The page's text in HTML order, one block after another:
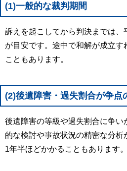
(1)一般的な裁判期間
訴えを起こしてから判決までは
が目安です。途中で和解が成立す
こともあります。
(2)後遺障害・過失割合が争点
後遺障害の等級や過失割合に争い
的な検討や事故状況の精密な分析
1年半ほどかかることもあります。